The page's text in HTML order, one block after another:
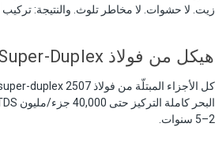
زيت. لا حشوات. لا مخاطر تلوث. والنتيجة: تركيب
هيكل من فولاذ Super-Duplex المقاوم للصدأ
2–5 سنوات.